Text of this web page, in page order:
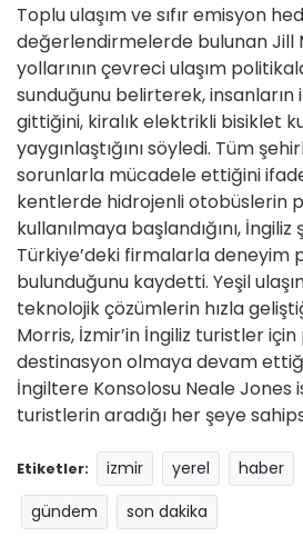
Toplu ulaşım ve sıfır emisyon
değerlendirmelerde bulunan Jill
yollarının çevreci ulaşım
sunduğunu belirterek, insanların
gittiğini, kiralık elektrikli bisiklet
yaygınlaştığını söyledi. Tüm
sorunlarla mücadele ettiğini
kentlerde hidrojenli otobüslerin
kullanılmaya başlandığını,
Türkiye’deki firmalarla deneyim
bulunduğunu kaydetti. Yeşil
teknolojik çözümlerin hızla
Morris, İzmir’in İngiliz turistler
destinasyon olmaya devam
İngiltere Konsolosu Neale Jones
turistlerin aradığı her şeye
Etiketler: izmir yerel haber
gündem
son dakika